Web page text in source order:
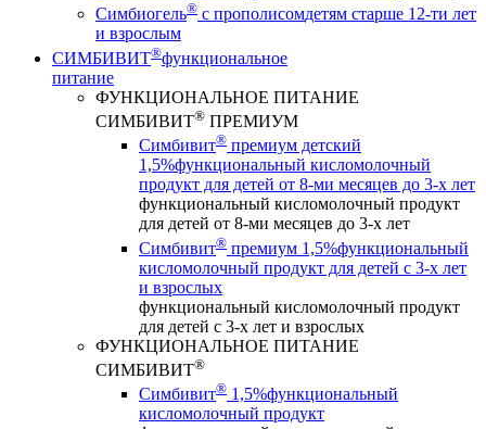
Симбиогель® c прополисомдетям старше 12-ти лет
и взрослым
СИМБИВИТ®функциональное
питание
ФУНКЦИОНАЛЬНОЕ ПИТАНИЕ
СИМБИВИТ® ПРЕМИУМ
Симбивит® премиум детский
1,5%функциональный кисломолочный
продукт для детей от 8-ми месяцев до 3-х лет
функциональный кисломолочный продукт
для детей от 8-ми месяцев до 3-х лет
Симбивит® премиум 1,5%функциональный
кисломолочный продукт для детей с 3-х лет
и взрослых
функциональный кисломолочный продукт
для детей с 3-х лет и взрослых
ФУНКЦИОНАЛЬНОЕ ПИТАНИЕ
СИМБИВИТ®
Симбивит® 1,5%функциональный
кисломолочный продукт